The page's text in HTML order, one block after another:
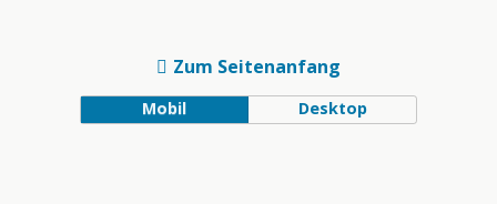
Zum Seitenanfang
Mobil Desktop